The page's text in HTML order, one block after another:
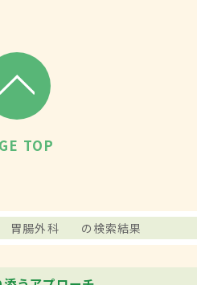
TOP
胃腸外科 の検索結果